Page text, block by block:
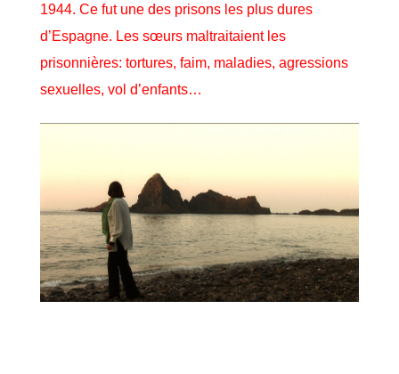
1944. Ce fut une des prisons les plus dures
d’Espagne. Les sœurs maltraitaient les
prisonnières: tortures, faim, maladies, agressions
sexuelles, vol d’enfants…